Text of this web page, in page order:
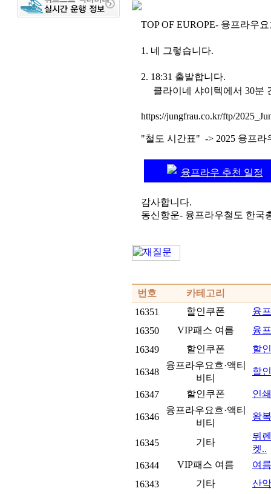
TOP OF EUROPE- 융프라우
1. 네 그렇습니다.
2. 18:31 출발합니다.
클라이네 샤이텍에서 30분
https://jungfrau.co.kr/ftp/
"철도 시간표" -> 2025 융프라
융프라우 추천 일정
감사합니다.
동신항운- 융프라우철도 한국
번호
카테고리
16351
할인쿠폰
융
16350
VIP패스 여름
융
16349
할인쿠폰 할
16348
융프라우요흐·액티
비티
할
16347 할인쿠폰 인
16346
융프라우요흐·액티
비티
왕
16345 기타
뮈
켓..
16344
VIP패스 여름
여
16343
기타 산